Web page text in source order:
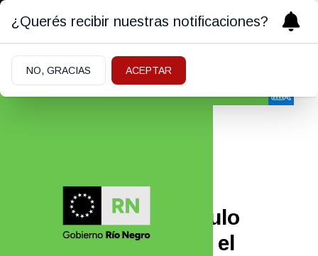
02/07/2026
No quería que su título
universitario llevara el
¿Querés recibir nuestras notificaciones?
NO, GRACIAS ACEPTAR